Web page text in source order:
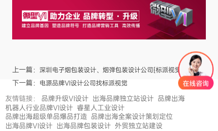
上一篇： 深圳电子烟包装设计、烟弹包装设计公司{标派视觉}
下一篇： 电源品牌VI设计公司找标派视觉
友情链接： 品牌升级VI设计 出海品牌独立站设计 品牌出海
机器人行业品牌VI设计 睿星人工业设计
品牌出海超级单品爆品打造 品牌出海全案设计策划定位
出海品牌VI设计 出海品牌包装设计 外贸独立站建设